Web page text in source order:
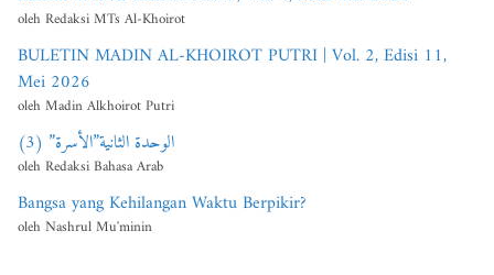
oleh Redaksi MTs Al-Khoirot
BULETIN MADIN AL-KHOIROT PUTRI | Vol. 2, Edisi 11,
Mei 2026
oleh Madin Alkhoirot Putri
الوحدة الثانية”الأسرة” (3)
oleh Redaksi Bahasa Arab
Bangsa yang Kehilangan Waktu Berpikir?
oleh Nashrul Mu'minin